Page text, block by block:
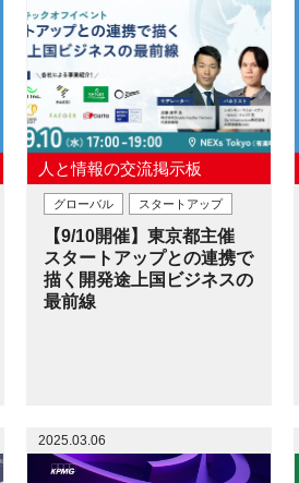
人と情報の交流掲示板
グローバル スタートアップ
【9/10開催】東京都主催
スタートアップとの連携で
描く開発途上国ビジネスの
最前線
2025.03.06